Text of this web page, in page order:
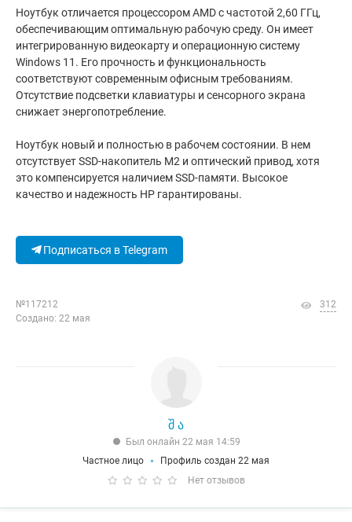
Ноутбук отличается процессором AMD с частотой 2,60 ГГц,
обеспечивающим оптимальную рабочую среду. Он имеет
интегрированную видеокарту и операционную систему
Windows 11. Его прочность и функциональность
соответствуют современным офисным требованиям.
Отсутствие подсветки клавиатуры и сенсорного экрана
снижает энергопотребление.
Ноутбук новый и полностью в рабочем состоянии. В нем
отсутствует SSD-накопитель M2 и оптический привод, хотя
это компенсируется наличием SSD-памяти. Высокое
качество и надежность HP гарантированы.
Подписаться в Telegram
№117212
Создано: 22 мая
312
შ ა
Был онлайн 22 мая 14:59
Частное лицо
Профиль создан 22 мая
Нет отзывов